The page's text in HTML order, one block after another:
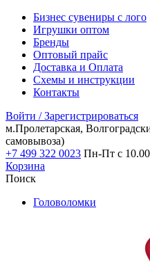
Бизнес сувениры с лого
Игрушки оптом
Бренды
Оптовый прайс
Доставка и Оплата
Схемы и инструкции
Контакты
Войти / Зарегистрироваться
м.Пролетарская,
самовывоза)
+7 499 322 0023 Пн-Пт с
Корзина
Поиск
Головоломки